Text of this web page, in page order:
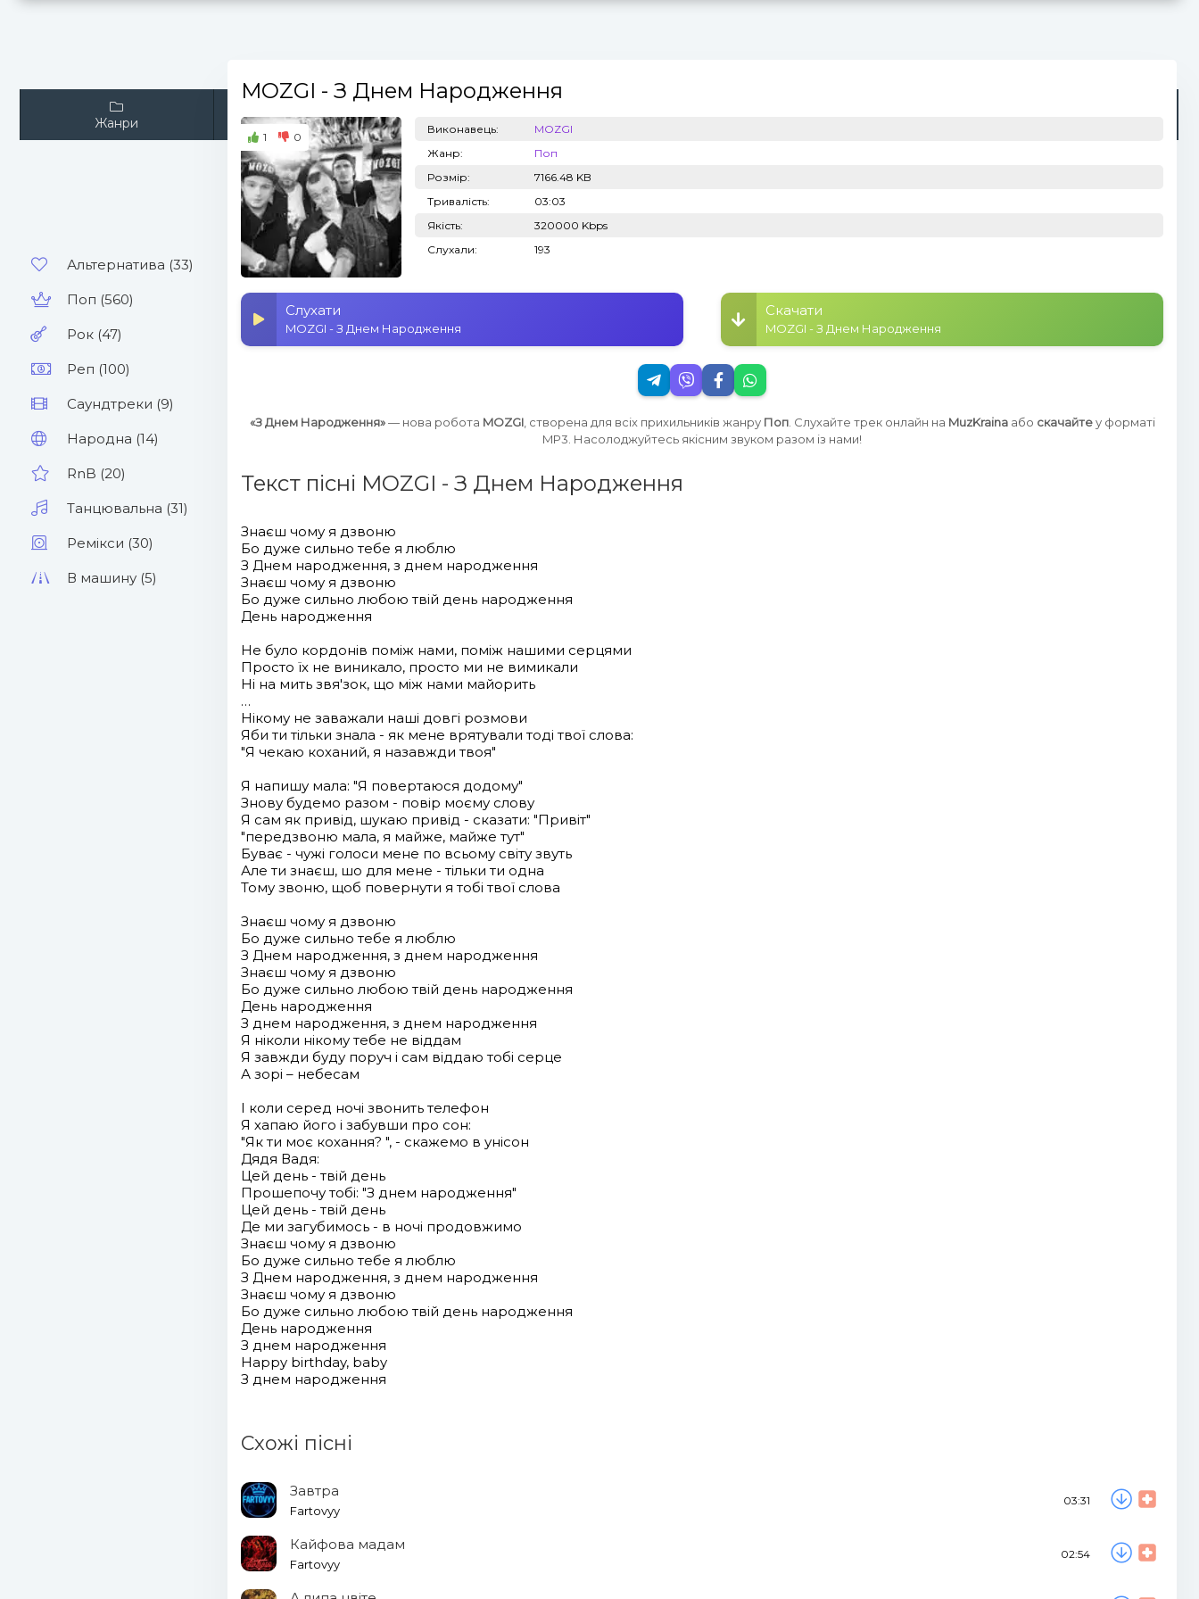
Жанри Виконавці
Альтернатива (33)
Поп (560)
Рок (47)
Реп (100)
Саундтреки (9)
Народна (14)
RnB (20)
Танцювальна (31)
Ремікси (30)
В машину (5)
MOZGI - З Днем Народження
1 0
Виконавець:
MOZGI
Жанр:
Поп
Розмір:
7166.48 KB
Тривалість:
03:03
Якість:
320000 Kbps
Слухали:
193
Слухати
MOZGI - З Днем Народження
Скачати
MOZGI - З Днем Народження
«З Днем Народження»— нова робота MOZGI, створена для всіх прихильників жанру Поп. Слухайте трек онлайн на MuzKrainaабо скачайтеу форматі
MP3. Насолоджуйтесь якісним звуком разом із нами!
Текст пісні MOZGI - З Днем Народження
Знаєш чому я дзвоню
Бо дуже сильно тебе я люблю
З Днем народження, з днем народження
Знаєш чому я дзвоню
Бо дуже сильно любою твій день народження
День народження
Не було кордонів поміж нами, поміж нашими серцями
Просто їх не виникало, просто ми не вимикали
Ні на мить звя'зок, що між нами майорить
…
Нікому не заважали наші довгі розмови
Яби ти тільки знала - як мене врятували тоді твої слова:
"Я чекаю коханий, я назавжди твоя"
Я напишу мала: "Я повертаюся додому"
Знову будемо разом - повір моєму слову
Я сам як привід, шукаю привід - сказати: "Привіт"
"передзвоню мала, я майже, майже тут"
Буває - чужі голоси мене по всьому світу звуть
Але ти знаєш, шо для мене - тільки ти одна
Тому звоню, щоб повернути я тобі твої слова
Знаєш чому я дзвоню
Бо дуже сильно тебе я люблю
З Днем народження, з днем народження
Знаєш чому я дзвоню
Бо дуже сильно любою твій день народження
День народження
З днем народження, з днем народження
Я ніколи нікому тебе не віддам
Я завжди буду поруч і сам віддаю тобі серце
А зорі – небесам
І коли серед ночі звонить телефон
Я хапаю його і забувши про сон:
"Як ти моє кохання? ", - скажемо в унісон
Дядя Вадя:
Цей день - твій день
Прошепочу тобі: "З днем народження"
Цей день - твій день
Де ми загубимось - в ночі продовжимо
Знаєш чому я дзвоню
Бо дуже сильно тебе я люблю
З Днем народження, з днем народження
Знаєш чому я дзвоню
Бо дуже сильно любою твій день народження
День народження
З днем народження
Happy birthday, baby
З днем народження
Схожі пісні
Завтра
Fartovyy
03:31
Кайфова мадам
Fartovyy
02:54